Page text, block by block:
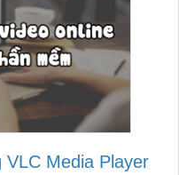
Media Player